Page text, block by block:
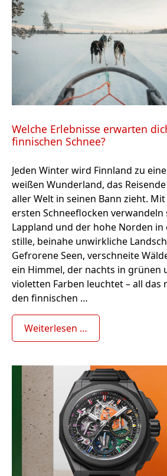
Welche Erlebnisse erwarten
finnischen Schnee?
Jeden Winter wird Finnland zu
weißen Wunderland, das
aller Welt in seinen Bann zieht.
ersten Schneeflocken verwandeln
Lappland und der hohe Norden in
stille, beinahe unwirkliche
Gefrorene Seen, verschneite
ein Himmel, der nachts in grünen
violetten Farben leuchtet – all das
den finnischen …
Weiterlesen …